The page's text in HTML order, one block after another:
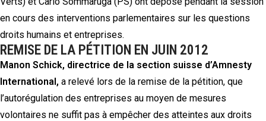
en cours des interventions parlementaires sur les questions
droits humains et entreprises.
REMISE DE LA PÉTITION EN JUIN 2012
Manon Schick, directrice de la section suisse d’Amnesty
International, a relevé lors de la remise de la pétition, que
l’autorégulation des entreprises au moyen de mesures
volontaires ne suffit pas à empêcher des atteintes aux droits